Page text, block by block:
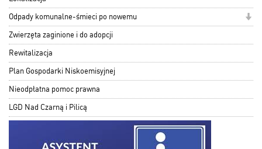
Odpady komunalne-śmieci po nowemu
Zwierzęta zaginione i do adopcji
Rewitalizacja
Plan Gospodarki Niskoemisyjnej
Nieodpłatna pomoc prawna
LGD Nad Czarną i Pilicą